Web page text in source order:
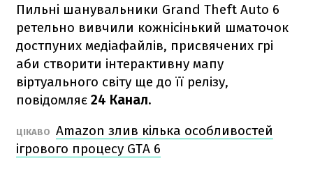
Пильні шанувальники Grand Theft Auto 6
ретельно вивчили кожнісінький шматочок
достпуних медіафайлів, присвячених грі
аби створити інтерактивну мапу
віртуального світу ще до її релізу,
повідомляє 24 Канал.
ЦІКАВО Amazon злив кілька особливостей
ігрового процесу GTA 6